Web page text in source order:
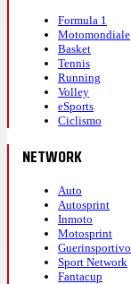
Formula 1
Motomondiale
Basket
Tennis
Running
Volley
eSports
Ciclismo
NETWORK
Auto
Autosprint
Inmoto
Motosprint
Guerinsportivo
Sport Network
Fantacup